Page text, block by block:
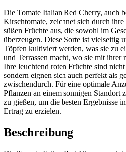
Die Tomate Italian Red Cherry, auch
Kirschtomate, zeichnet sich durch
süßen Früchte aus, die sowohl im
überzeugen. Diese Sorte ist vielseitig
Töpfen kultiviert werden, was sie zu
und Terrassen macht, wo sie mit ihrer
Ihre leuchtend roten Früchte sind
sondern eignen sich auch perfekt als
zwischendurch. Für eine optimale
Pflanzen an einem sonnigen Standort
zu gießen, um die besten Ergebnisse
Ertrag zu erzielen.
Beschreibung